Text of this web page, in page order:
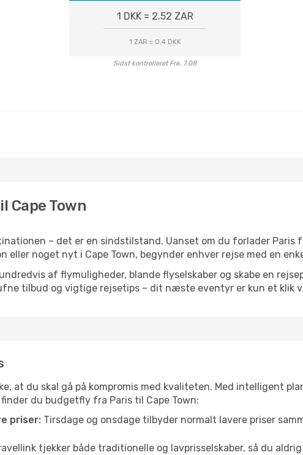
1 DKK = 2.52 ZAR
1 ZAR = 0.4 DKK
Sidst kontrolleret Fre. 7.08
Cape Town
– det er en sindstilstand. Uanset om du forlader
eller noget nyt i Cape Town, begynder enhver rejse med en
af flymuligheder, blande flyselskaber og skabe en
tilbud og vigtige rejsetips – dit næste eventyr er kun et klik
at du skal gå på kompromis med kvaliteten. Med intelligent
du budgetfly fra Paris til Cape Town:
priser: Tirsdage og onsdage tilbyder normalt lavere priser
tjekker både traditionelle og lavprisselskaber, så du